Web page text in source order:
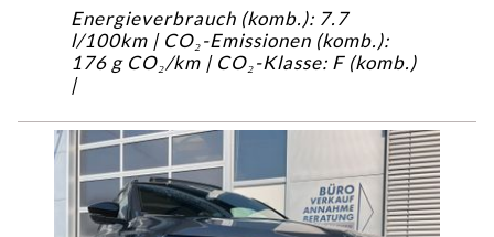
Energieverbrauch (komb.): 7.7
l/100km | CO₂-Emissionen (komb.):
176 g CO₂/km | CO₂-Klasse: F (komb.)
|